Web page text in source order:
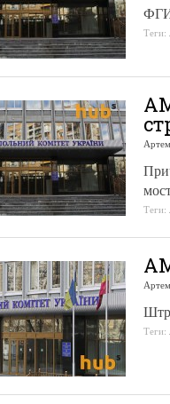
Теги:
Теги:
Теги: